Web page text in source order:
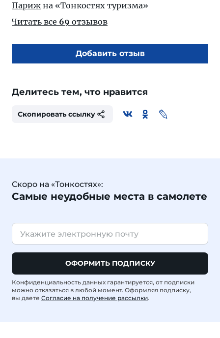
Париж на «Тонкостях туризма»
Читать все 69 отзывов
Добавить отзыв
Делитесь тем, что нравится
Скопировать ссылку
Скоро на «Тонкостях»:
Самые неудобные места в самолете
ОФОРМИТЬ ПОДПИСКУ
Конфиденциальность данных гарантируется, от подписки
можно отказаться в любой момент. Оформляя подписку,
вы даете Согласие на получение рассылки.